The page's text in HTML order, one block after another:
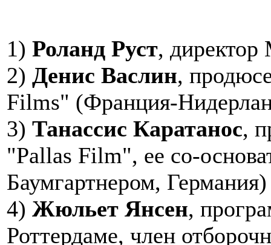
1) Роланд Руст,
2) Денис Васлин,
Films" (Франция-
3) Танассис Каратанос,
"Pallas Film", ее со-
Баумгартнером, Германия)
4) Жюльет Янсен,
Роттердаме, член